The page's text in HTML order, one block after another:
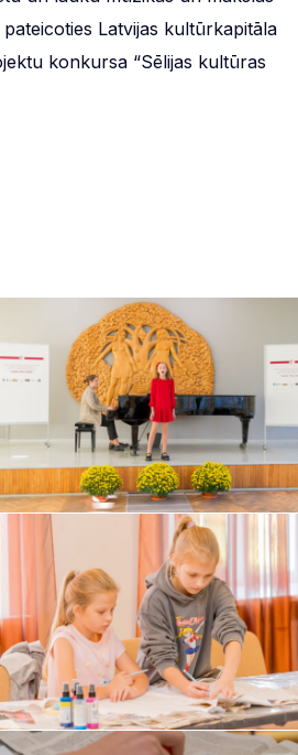
Latvijas kultūrkapitāla
konkursa “Sēlijas kultūras